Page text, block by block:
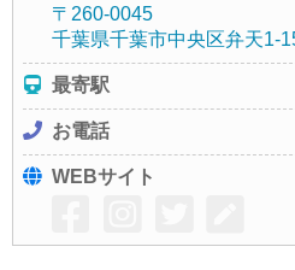
〒260-0045
千葉県千葉市中央区弁天1-
最寄駅
お電話
WEBサイト